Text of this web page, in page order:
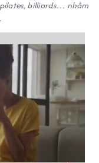
billiards… nhằm